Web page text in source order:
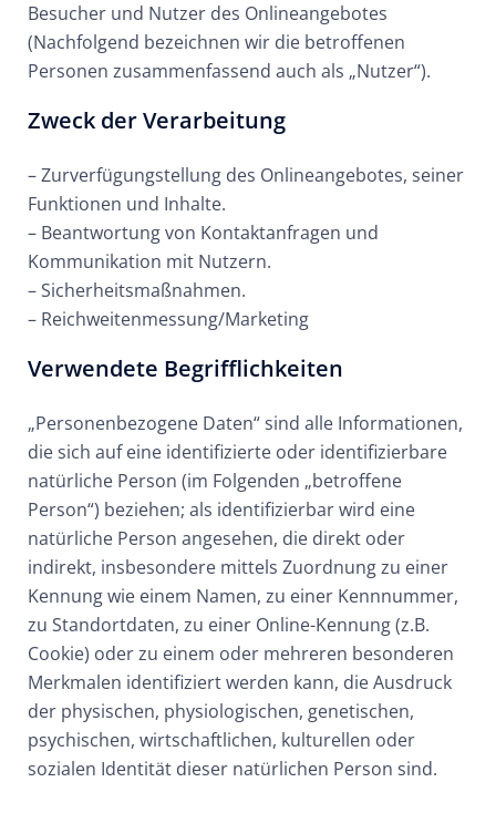
Besucher und Nutzer des Onlineangebotes
(Nachfolgend bezeichnen wir die betroffenen
Personen zusammenfassend auch als „Nutzer“).
Zweck der Verarbeitung
– Zurverfügungstellung des Onlineangebotes, seiner
Funktionen und Inhalte.
– Beantwortung von Kontaktanfragen und
Kommunikation mit Nutzern.
– Sicherheitsmaßnahmen.
– Reichweitenmessung/Marketing
Verwendete Begrifflichkeiten
„Personenbezogene Daten“ sind alle Informationen,
die sich auf eine identifizierte oder identifizierbare
natürliche Person (im Folgenden „betroffene
Person“) beziehen; als identifizierbar wird eine
natürliche Person angesehen, die direkt oder
indirekt, insbesondere mittels Zuordnung zu einer
Kennung wie einem Namen, zu einer Kennnummer,
zu Standortdaten, zu einer Online-Kennung (z.B.
Cookie) oder zu einem oder mehreren besonderen
Merkmalen identifiziert werden kann, die Ausdruck
der physischen, physiologischen, genetischen,
psychischen, wirtschaftlichen, kulturellen oder
sozialen Identität dieser natürlichen Person sind.